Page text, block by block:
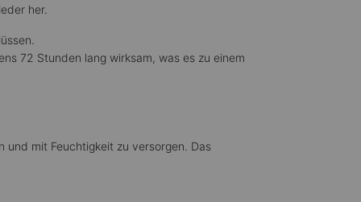
her.
72 Stunden lang wirksam, was es zu einem
und mit Feuchtigkeit zu versorgen. Das